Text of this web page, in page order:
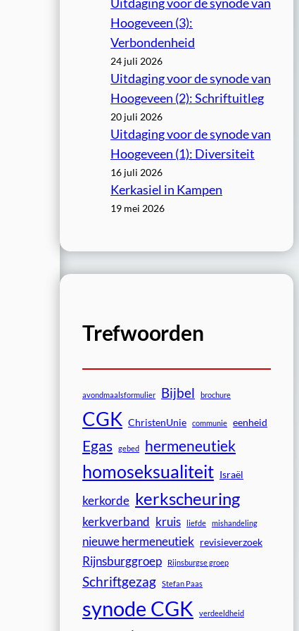
Uitdaging voor de synode van
Hoogeveen (3):
Verbondenheid
24 juli 2026
Uitdaging voor de synode van
Hoogeveen (2): Schriftuitleg
20 juli 2026
Uitdaging voor de synode van
Hoogeveen (1): Diversiteit
16 juli 2026
Kerkasiel in Kampen
19 mei 2026
Trefwoorden
avondmaalsformulier Bijbel brochure
CGK ChristenUnie communie eenheid
Egas gebed hermeneutiek
homoseksualiteit Israël
kerkorde kerkscheuring
kerkverband kruis liefde mishandeling
nieuwe hermeneutiek revisieverzoek
Rijnsburggroep Rijnsburgse groep
Schriftgezag Stefan Paas
synode CGK verdeeldheid